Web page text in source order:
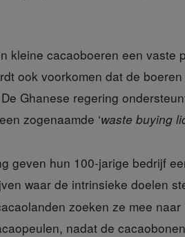
kleine cacaoboeren een vaste
ook voorkomen dat de boeren
Ghanese regering
zogenaamde ‘waste buying
geven hun 100-jarige bedrijf
waar de intrinsieke doelen
zoeken ze mee naar
nadat de